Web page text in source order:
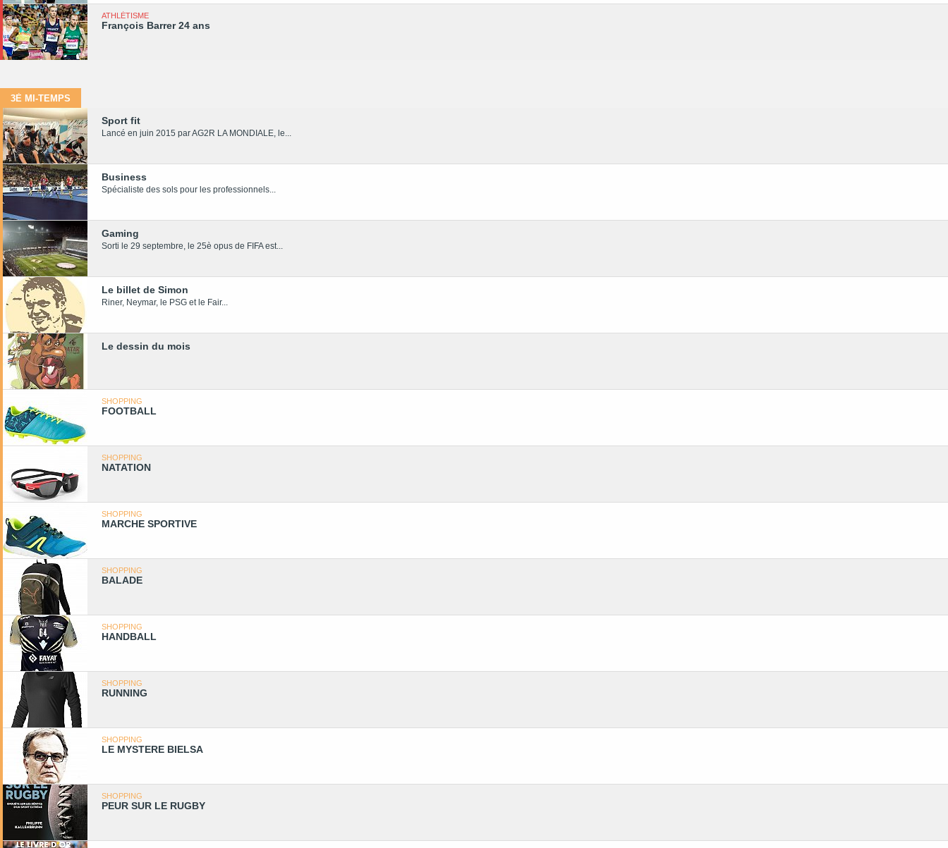
ATHLÉTISME
François Barrer 24 ans
3È MI-TEMPS
Sport fit
Lancé en juin 2015 par AG2R LA MONDIALE, le...
Business
Spécialiste des sols pour les professionnels...
Gaming
Sorti le 29 septembre, le 25è opus de FIFA est...
Le billet de Simon
Riner, Neymar, le PSG et le Fair...
Le dessin du mois
SHOPPING
FOOTBALL
SHOPPING
NATATION
SHOPPING
MARCHE SPORTIVE
SHOPPING
BALADE
SHOPPING
HANDBALL
SHOPPING
RUNNING
SHOPPING
LE MYSTERE BIELSA
SHOPPING
PEUR SUR LE RUGBY